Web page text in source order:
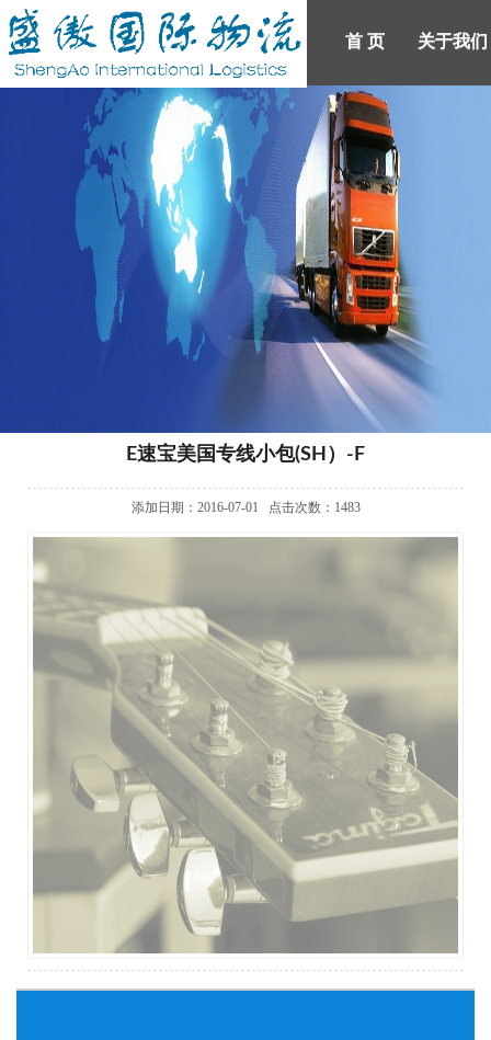
首 页 关于我们
首 页 关于我们 产品展示 新闻中心 人才招聘
联系我们
注册
E速宝美国专线小包(SH）-F
添加日期：2016-07-01 点击次数：1483